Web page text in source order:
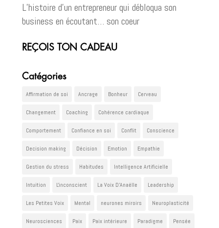
L’histoire d’un entrepreneur qui débloqua son
business en écoutant… son coeur
REÇOIS TON CADEAU
Catégories
Affirmation de soi Ancrage Bonheur Cerveau
Changement Coaching Cohérence cardiaque
Comportement Confiance en soi Conflit Conscience
Decision making Décision Emotion Empathie
Gestion du stress Habitudes Intelligence Artificielle
Intuition L'inconscient La Voix D'Anaëlle Leadership
Les Petites Voix Mental neurones miroirs Neuroplasticité
Neurosciences Paix Paix intérieure Paradigme Pensée